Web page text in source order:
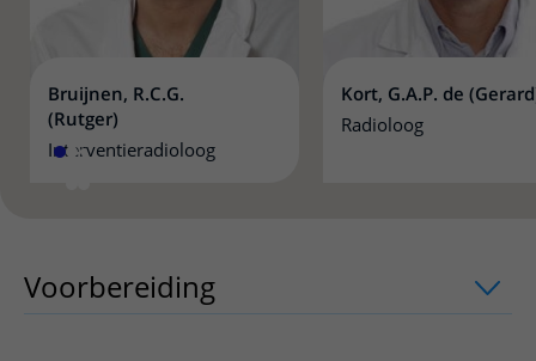
Bruijnen, R.C.G.
(Rutger)
Interventieradioloog
Kort, G.A.P. de
Radioloog
Voorbereiding uitklapper, klik om te